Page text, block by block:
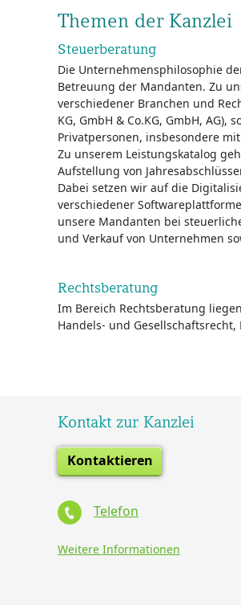
Themen der Kanzlei
Steuerberatung
Die Unternehmensphilosophie
Betreuung der Mandanten. Zu
verschiedener Branchen und
KG, GmbH & Co.KG, GmbH,
Privatpersonen, insbesondere
Zu unserem Leistungskatalog
Aufstellung von
Dabei setzen wir auf die
verschiedener
unsere Mandanten bei
und Verkauf von Unternehmen
Rechtsberatung
Im Bereich Rechtsberatung
Handels- und
Kontakt zur Kanzlei
Kontaktieren
Telefon
Weitere Informationen